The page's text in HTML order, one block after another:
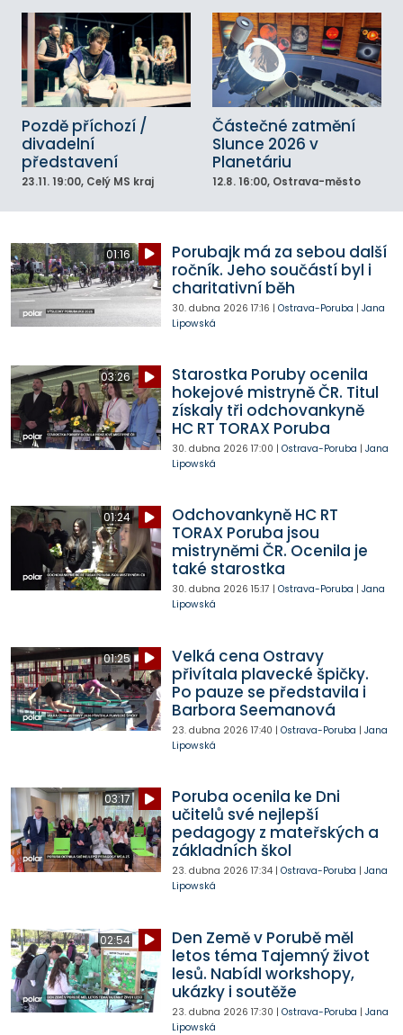
Pozdě příchozí /
divadelní
představení
23.11. 19:00, Celý MS kraj
Částečné zatmění
Slunce 2026 v
Planetáriu
12.8. 16:00, Ostrava-město
01:16
Porubajk má za sebou další
ročník. Jeho součástí byl i
charitativní běh
30. dubna 2026 17:16 | Ostrava-Poruba | Jana
Lipowská
03:26
Starostka Poruby ocenila
hokejové mistryně ČR. Titul
získaly tři odchovankyně
HC RT TORAX Poruba
30. dubna 2026 17:00 | Ostrava-Poruba | Jana
Lipowská
01:24
Odchovankyně HC RT
TORAX Poruba jsou
mistryněmi ČR. Ocenila je
také starostka
30. dubna 2026 15:17 | Ostrava-Poruba | Jana
Lipowská
01:25
Velká cena Ostravy
přivítala plavecké špičky.
Po pauze se představila i
Barbora Seemanová
23. dubna 2026 17:40 | Ostrava-Poruba | Jana
Lipowská
03:17
Poruba ocenila ke Dni
učitelů své nejlepší
pedagogy z mateřských a
základních škol
23. dubna 2026 17:34| Ostrava-Poruba | Jana
Lipowská
02:54
Den Země v Porubě měl
letos téma Tajemný život
lesů. Nabídl workshopy,
ukázky i soutěže
23. dubna 2026 17:30 | Ostrava-Poruba | Jana
Lipowská